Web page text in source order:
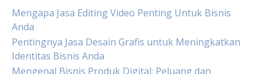
Mengapa Jasa Editing Video Penting Untuk Bisnis
Anda
Pentingnya Jasa Desain Grafis untuk Meningkatkan
Identitas Bisnis Anda
Mengenal Bisnis Produk Digital: Peluang dan